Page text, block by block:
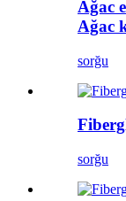
Ağac
Ağac
sorğu
sorğu